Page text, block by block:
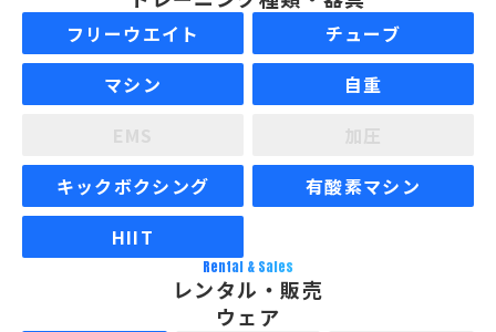
フリーウエイト
チューブ
マシン
自重
キックボクシング
有酸素マシン
HIIT
Rental & Sales
レンタル・販売
ウェア